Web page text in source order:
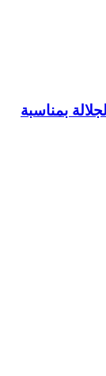
بمناسبة